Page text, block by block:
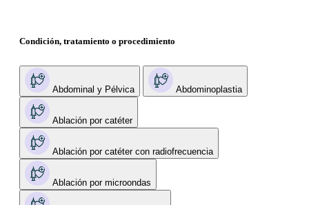
Condición, tratamiento o procedimiento
Abdominal y Pélvica Abdominoplastia
Ablación por catéter
Ablación por catéter con radiofrecuencia
Ablación por microondas